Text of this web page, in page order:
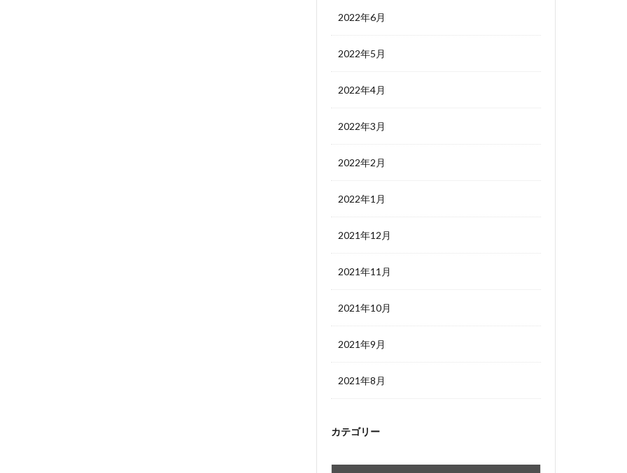
2022年6月
2022年5月
2022年4月
2022年3月
2022年2月
2022年1月
2021年12月
2021年11月
2021年10月
2021年9月
2021年8月
カテゴリー